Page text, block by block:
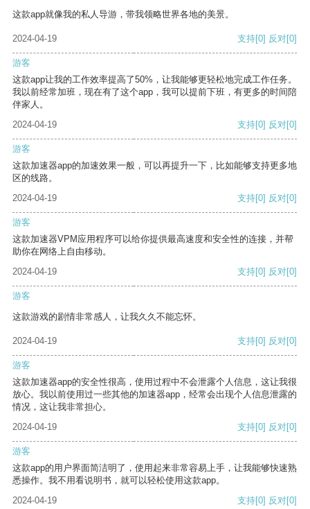
这款app就像我的私人导游，带我领略世界各地的美景。
2024-04-19 支持[0] 反对[0]
游客
这款app让我的工作效率提高了50%，让我能够更轻松地完成工作任务。
我以前经常加班，现在有了这个app，我可以提前下班，有更多的时间陪
伴家人。
2024-04-19
支持[0] 反对[0]
游客
这款加速器app的加速效果一般，可以再提升一下，比如能够支持更多地
区的线路。
2024-04-19
支持[0] 反对[0]
游客
这款加速器VPM应用程序可以给你提供最高速度和安全性的连接，并帮
助你在网络上自由移动。
2024-04-19
支持[0] 反对[0]
游客
这款游戏的剧情非常感人，让我久久不能忘怀。
2024-04-19 支持[0] 反对[0]
游客
这款加速器app的安全性很高，使用过程中不会泄露个人信息，这让我很
放心。我以前使用过一些其他的加速器app，经常会出现个人信息泄露的
情况，这让我非常担心。
2024-04-19
支持[0] 反对[0]
游客
这款app的用户界面简洁明了，使用起来非常容易上手，让我能够快速熟
悉操作。我不用看说明书，就可以轻松使用这款app。
2024-04-19
支持[0] 反对[0]